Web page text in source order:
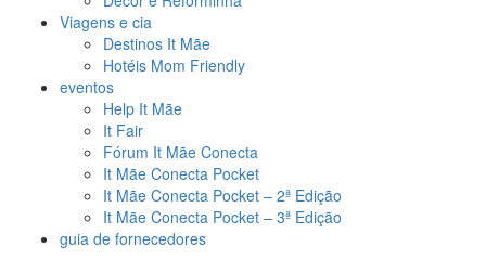
Viagens e cia
Destinos It Mãe
Hotéis Mom Friendly
eventos
Help It Mãe
It Fair
Fórum It Mãe Conecta
It Mãe Conecta Pocket
It Mãe Conecta Pocket – 2ª Edição
It Mãe Conecta Pocket – 3ª Edição
guia de fornecedores